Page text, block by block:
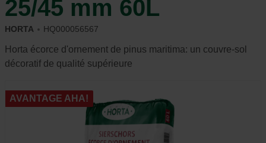
25/45 mm 60L
HORTA HQ000056567
Horta écorce d'ornement de pinus maritima: un couvre-sol
décoratif de qualité supérieure
AVANTAGE AHA!